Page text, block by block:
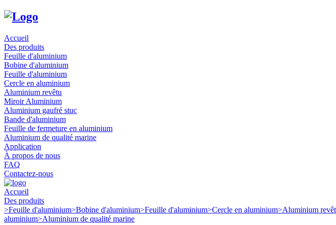
Accueil
Des produits
Feuille d'aluminium
Bobine d'aluminium
Feuille d'aluminium
Cercle en aluminium
Aluminium revêtu
Miroir Aluminium
Aluminium gaufré stuc
Bande d'aluminium
Feuille de fermeture en aluminium
Aluminium de qualité marine
Application
À propos de nous
FAQ
Contactez-nous
Accueil
Des produits
>Feuille d'aluminium>Bobine d'aluminium>Feuille d'aluminium>Cercle en aluminium>Aluminium
aluminium>Aluminium de qualité marine